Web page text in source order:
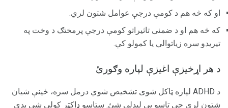
او که څه هم د کومې درجې عوامل شتون لري.
که څه هم او د ضمنی تاثیراتو کومې درجې پرمختګ د وخت په
تیریدو سره زیاتوالي یا کمولو کې.
د هر اړخیزې اغیزې لپاره وګورئ
د ADHD لپاره ټاکل شوی تشخیص شوي درمل سره، ځینې شیان
شتون لري چې تاسو یې لیدلی شئ. ستاسو ډاکټر کولی شي پدې